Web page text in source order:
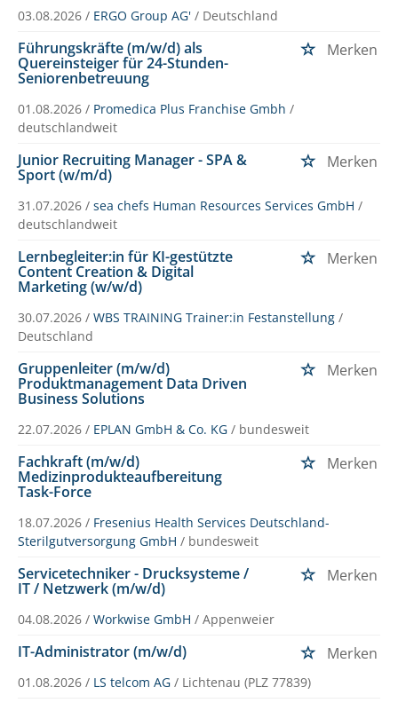
03.08.2026 / ERGO Group AG' / Deutschland
Führungskräfte (m/w/d) als
Quereinsteiger für 24-Stunden-
Seniorenbetreuung
Merken
01.08.2026 / Promedica Plus Franchise Gmbh /
deutschlandweit
Junior Recruiting Manager - SPA &
Sport (w/m/d)
Merken
31.07.2026 / sea chefs Human Resources Services GmbH /
deutschlandweit
Lernbegleiter:in für KI-gestützte
Content Creation & Digital
Marketing (w/w/d)
Merken
30.07.2026 / WBS TRAINING Trainer:in Festanstellung /
Deutschland
Gruppenleiter (m/w/d)
Produktmanagement Data Driven
Business Solutions
Merken
22.07.2026 / EPLAN GmbH & Co. KG / bundesweit
Fachkraft (m/w/d)
Medizinprodukteaufbereitung
Task-Force
Merken
18.07.2026 / Fresenius Health Services Deutschland-
Sterilgutversorgung GmbH / bundesweit
Servicetechniker - Drucksysteme /
IT / Netzwerk (m/w/d)
Merken
04.08.2026 / Workwise GmbH / Appenweier
IT-Administrator (m/w/d) Merken
01.08.2026 / LS telcom AG / Lichtenau (PLZ 77839)